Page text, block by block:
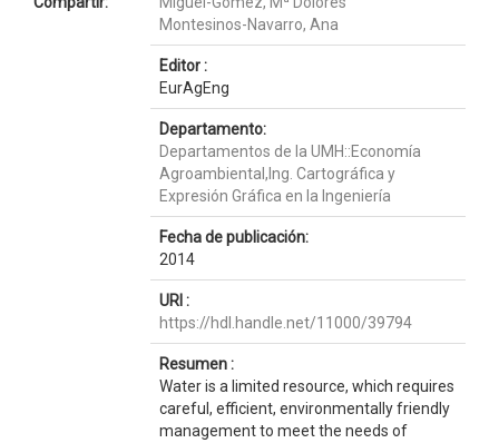
Montesinos-Navarro, Ana
Editor :
EurAgEng
Departamento:
Departamentos de la UMH::Economía
Agroambiental,Ing. Cartográfica y
Expresión Gráfica en la Ingeniería
Fecha de publicación:
2014
URI :
https://hdl.handle.net/11000/39794
Resumen :
Water is a limited resource, which requires
careful, efficient, environmentally friendly
management to meet the needs of